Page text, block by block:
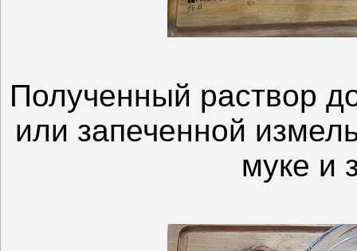
Полученный раствор
или запеченной
муке и